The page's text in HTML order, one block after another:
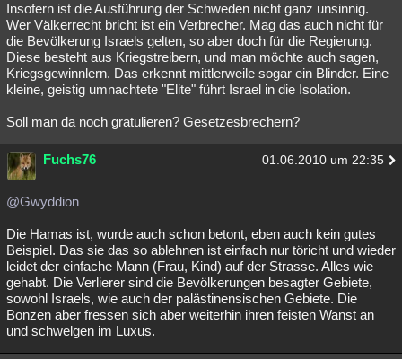
Insofern ist die Ausführung der Schweden nicht ganz unsinnig.
Wer Välkerrecht bricht ist ein Verbrecher. Mag das auch nicht für
die Bevölkerung Israels gelten, so aber doch für die Regierung.
Diese besteht aus Kriegstreibern, und man möchte auch sagen,
Kriegsgewinnlern. Das erkennt mittlerweile sogar ein Blinder. Eine
kleine, geistig umnachtete "Elite" führt Israel in die Isolation.
Soll man da noch gratulieren? Gesetzesbrechern?
Fuchs76 01.06.2010 um 22:35
@Gwyddion
Die Hamas ist, wurde auch schon betont, eben auch kein gutes
Beispiel. Das sie das so ablehnen ist einfach nur töricht und wieder
leidet der einfache Mann (Frau, Kind) auf der Strasse. Alles wie
gehabt. Die Verlierer sind die Bevölkerungen besagter Gebiete,
sowohl Israels, wie auch der palästinensischen Gebiete. Die
Bonzen aber fressen sich aber weiterhin ihren feisten Wanst an
und schwelgen im Luxus.